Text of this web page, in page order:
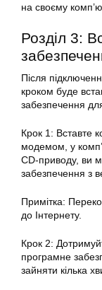
на своєму
Розділ 3:
Після
кроком буде
забезпечення
Крок 1: Вставте
модемом, у
CD-приводу, ви
забезпечення з
Примітка:
до Інтернету.
Крок 2:
програмне
зайняти кілька